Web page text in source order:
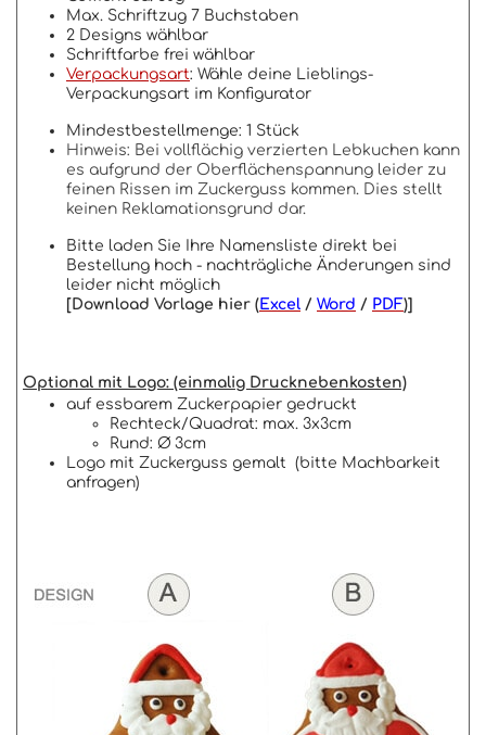
Max. Schriftzug 7 Buchstaben
2 Designs wählbar
Schriftfarbe frei wählbar
Verpackungsart: Wähle deine Lieblings-
Verpackungsart im Konfigurator
Mindestbestellmenge: 1 Stück
Hinweis: Bei vollflächig verzierten Lebkuchen kann
es aufgrund der Oberflächenspannung leider zu
feinen Rissen im Zuckerguss kommen. Dies stellt
keinen Reklamationsgrund dar.
Bitte laden Sie Ihre Namensliste direkt bei
Bestellung hoch - nachträgliche Änderungen sind
leider nicht möglich
[Download Vorlage hier (Excel / Word / PDF)]
Optional mit Logo: (einmalig Drucknebenkosten)
auf essbarem Zuckerpapier gedruckt
Rechteck/Quadrat: max. 3x3cm
Rund: Ø 3cm
Logo mit Zuckerguss gemalt (bitte Machbarkeit
anfragen)